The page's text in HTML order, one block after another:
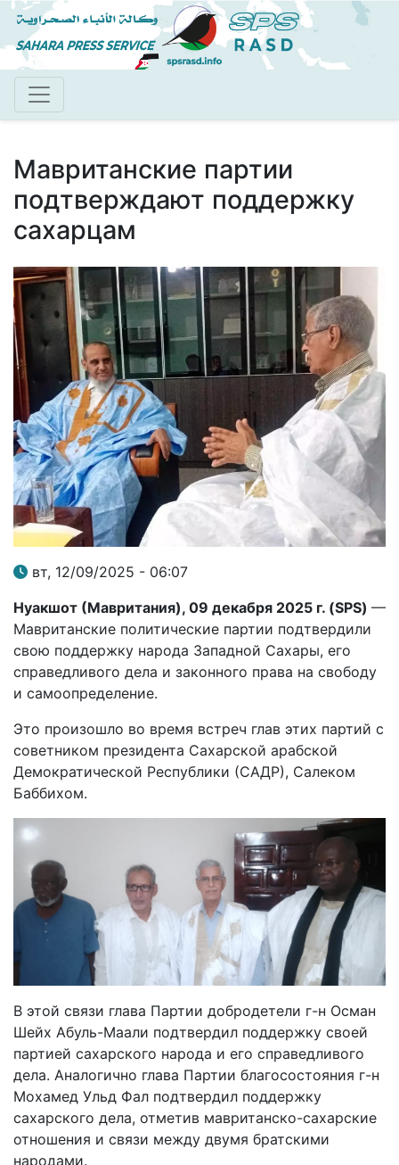
Перейти
к
основному
Мавританские партии
подтверждают поддержку
сахарцам
вт, 12/09/2025 - 06:07
Нуакшот (Мавритания), 09 декабря 2025 г. (SPS) —
Мавританские политические партии подтвердили
свою поддержку народа Западной Сахары, его
справедливого дела и законного права на свободу
и самоопределение.
Это произошло во время встреч глав этих партий с
советником президента Сахарской арабской
Демократической Республики (САДР), Салеком
Баббихом.
В этой связи глава Партии добродетели г-н Осман
Шейх Абуль-Маали подтвердил поддержку своей
партией сахарского народа и его справедливого
дела. Аналогично глава Партии благосостояния г-н
Мохамед Ульд Фал подтвердил поддержку
сахарского дела, отметив мавританско-сахарские
отношения и связи между двумя братскими
народами.